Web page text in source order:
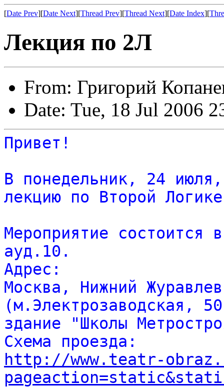
[Date Prev][Date Next][Thread Prev][Thread Next][Date Index][
Лекция по 2Л
From: Григорий
Date: Tue, 18 Jul 2006
Привет!
В понедельник, 24
лекцию по Второй
Мероприятие
ауд.10.
Адрес:
Москва, Нижний
(м.Электрозаводская,
здание "Школы
Схема проезда:
http://www.teatr-